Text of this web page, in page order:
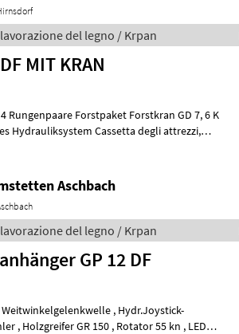
del legno / Krpan
MIT KRAN
Rungenpaare Forstpaket Forstkran GD 7, 6 K
Cassetta degli attrezzi,
Aschbach
del legno / Krpan
GP 12 DF
kn , LED